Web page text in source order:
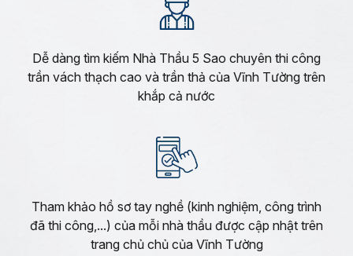
Dễ dàng tìm kiếm Nhà Thầu 5 Sao chuyên thi công
trần vách thạch cao và trần thả của Vĩnh Tường trên
khắp cả nước
Tham khảo hồ sơ tay nghề (kinh nghiệm, công trình
đã thi công,...) của mỗi nhà thầu được cập nhật trên
trang chủ chủ của Vĩnh Tường